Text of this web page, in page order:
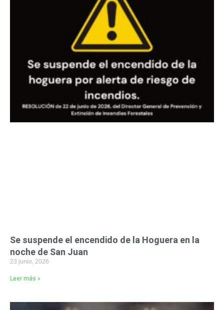
Se suspende el encendido de la Hoguera en la
noche de San Juan
23 junio, 2026
Leer más »